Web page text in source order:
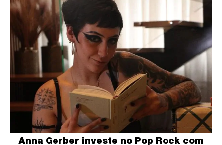
Anna Gerber investe no Pop Rock com